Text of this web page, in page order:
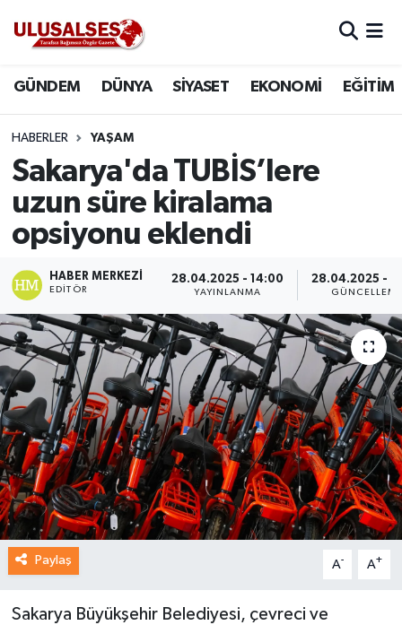
GÜNDEM DÜNYA SİYASET EKONOMİ EĞİTİM
HABERLER YAŞAM
Sakarya'da TUBİS’lere
uzun süre kiralama
opsiyonu eklendi
HABER MERKEZI
EDITÖR
28.04.2025 - 14:00
YAYINLANMA
28.04.2025 -
Paylaş A- A+
Sakarya Büyükşehir Belediyesi, çevreci ve
DÜNYA
SİYASET
EKONOMİ
EĞİTİM
SAĞLIK
MAGAZİN
SPOR
Trafik Durumu
Süper Lig Puan Durumu ve Fikstür
Tüm Manşetler
Son Dakika Haberleri
Haber Arşivi